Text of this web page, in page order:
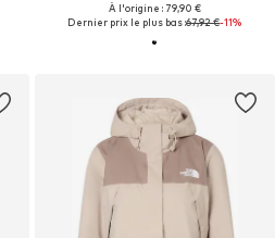
À l'origine : 79,90 €
Dernier prix le plus bas :67,92 €-11%